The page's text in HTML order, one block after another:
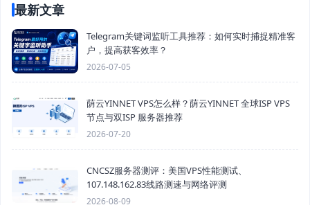
最新文章
Telegram关键词监听工具推荐：如何实时捕捉精准客
户，提高获客效率？
2026-07-05
荫云YINNET VPS怎么样？荫云YINNET 全球ISP VPS
节点与双ISP 服务器推荐
2026-07-20
CNCSZ服务器测评：美国VPS性能测试、
107.148.162.83线路测速与网络评测
2026-08-09